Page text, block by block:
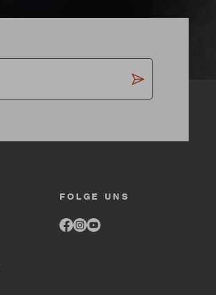
FOLGE UNS
Link
to
Link
to
Link